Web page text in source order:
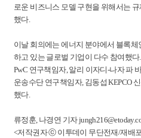
로운 비즈니스 모델 구현을 위해서는
했다.
이날 회의에는 에너지 분야에서 블록
하고 있는 글로벌 기업이 다수 참여했
PwC 연구책임자, 알리 이자디-나자 파
운송수단 연구책임자, 김동섭 KEPCO
했다.
류정훈, 나경연 기자
<저작권자 ⓒ 이투데이 무단전재/재배